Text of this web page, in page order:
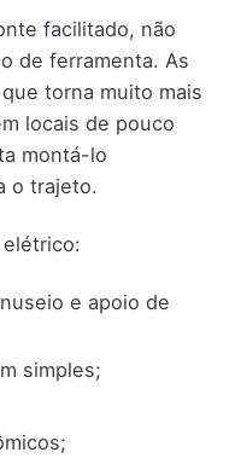
facilitado, não
de ferramenta. As
torna muito mais
locais de pouco
montá-lo
o trajeto.
e apoio de
simples;